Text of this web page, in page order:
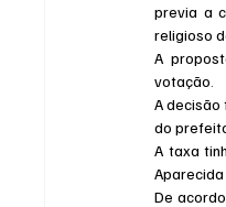
previa a
religioso
A
votação
A decisão
do
A taxa
De